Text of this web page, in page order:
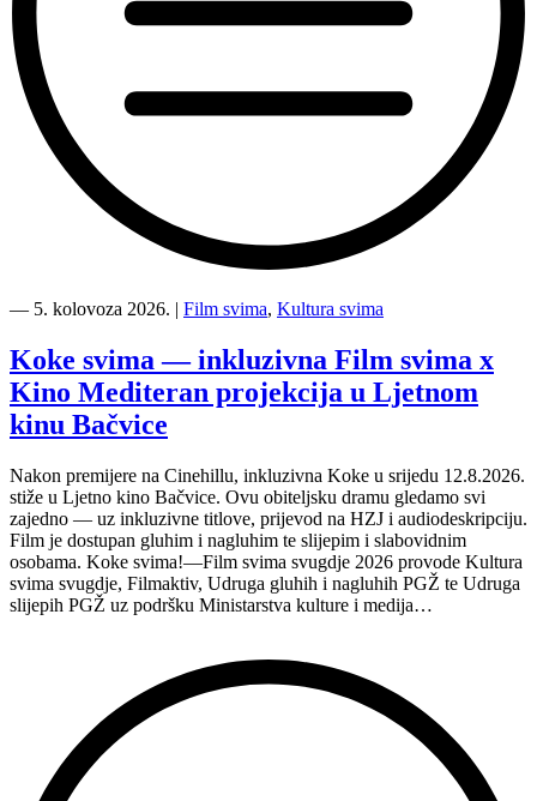
Mediteran
Film
svima
nastavljaju
inkluzivnu
turneju
Hvaru”
― 5. kolovoza 2026. | Film svima, Kultura svima
Koke svima — inkluzivna Film svima x
Kino Mediteran projekcija u Ljetnom
kinu Bačvice
Nakon premijere na Cinehillu, inkluzivna Koke u srijedu 12.8.2026.
stiže u Ljetno kino Bačvice. Ovu obiteljsku dramu gledamo svi
zajedno — uz inkluzivne titlove, prijevod na HZJ i audiodeskripciju.
Film je dostupan gluhim i nagluhim te slijepim i slabovidnim
osobama. Koke svima!—Film svima svugdje 2026 provode Kultura
svima svugdje, Filmaktiv, Udruga gluhih i nagluhih PGŽ te Udruga
slijepih PGŽ uz podršku Ministarstva kulture i medija…